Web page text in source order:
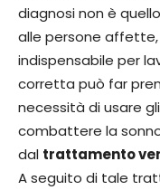
diagnosi non è
alle persone affette,
indispensabile per
corretta può far
necessità di usare
combattere la
dal trattamento
A seguito di tale